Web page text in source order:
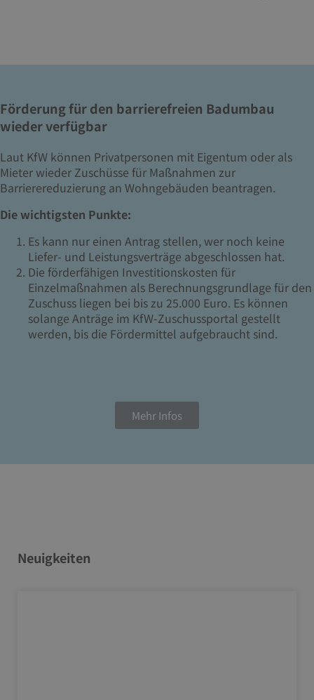
Förderung für den barrierefreien Badumbau
wieder verfügbar
Laut KfW können Privatpersonen mit Eigentum oder als
Mieter wieder Zuschüsse für Maßnahmen zur
Barrierereduzierung an Wohngebäuden beantragen.
Die wichtigsten Punkte:
Es kann nur einen Antrag stellen, wer noch keine
Liefer- und Leistungsverträge abgeschlossen hat.
Die förderfähigen Investitionskosten für
Einzelmaßnahmen als Berechnungsgrundlage für den
Zuschuss liegen bei bis zu 25.000 Euro. Es können
solange Anträge im KfW-Zuschussportal gestellt
werden, bis die Fördermittel aufgebraucht sind.
Mehr Infos
Neuigkeiten